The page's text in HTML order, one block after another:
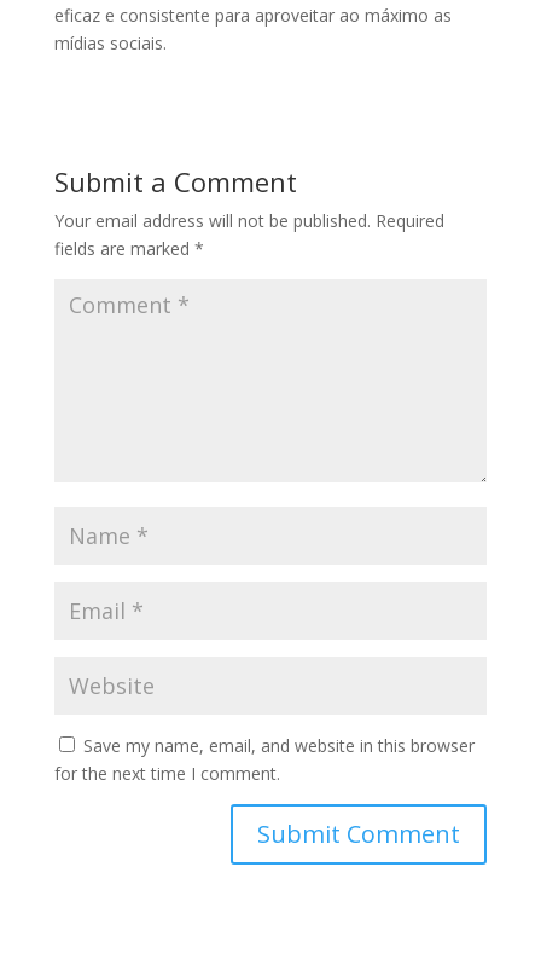
eficaz e consistente para aproveitar ao máximo as
mídias sociais.
Submit a Comment
Your email address will not be published. Required
fields are marked *
Save my name, email, and website in this browser
for the next time I comment.